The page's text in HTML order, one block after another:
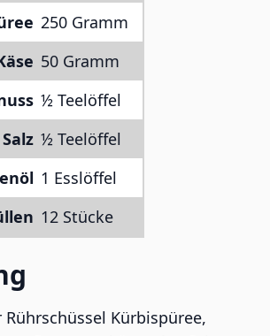
250 Gramm
50 Gramm
½ Teelöffel
Salz ½ Teelöffel
1 Esslöffel
12 Stücke
Kürbispüree,